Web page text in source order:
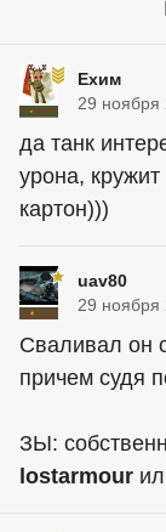
Ехим
29 ноября
да танк
урона,
картон)))
uav80
29 ноября
Сваливал он
причем судя
ЗЫ:
lostarmour